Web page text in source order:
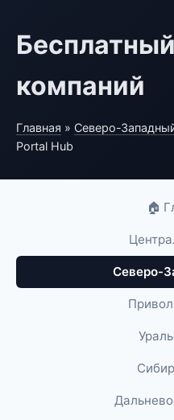
компаний
Главная » Северо-
Portal Hub
🏠
Северо-